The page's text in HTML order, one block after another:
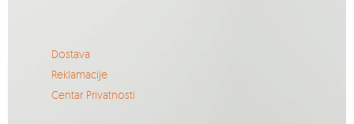
Dostava
Reklamacije
Centar Privatnosti